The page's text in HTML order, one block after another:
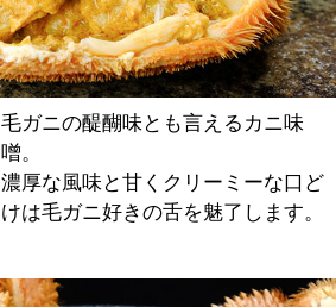
毛ガニの醍醐味とも言えるカニ味
噌。
濃厚な風味と甘くクリーミーな口ど
けは毛ガニ好きの舌を魅了します。